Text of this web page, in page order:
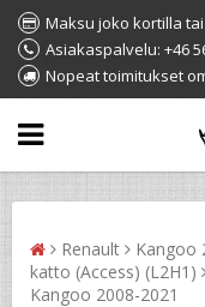
Maksu joko kortilla
Asiakaspalvelu: +46
Nopeat toimitukset
Renault Kangoo
katto (Access) (L2H1)
Kangoo 2008-2021